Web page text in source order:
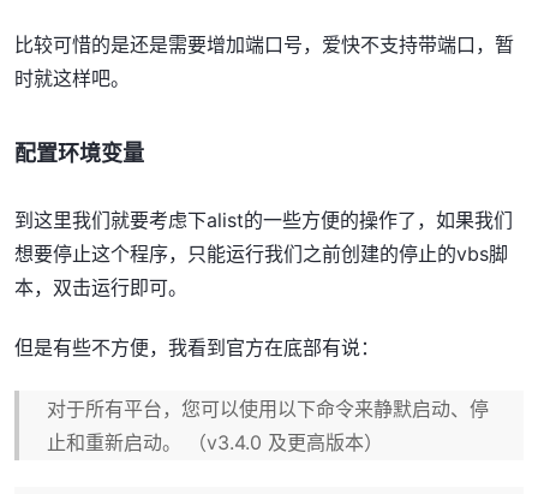
比较可惜的是还是需要增加端口号，爱快不支持带端口，暂
时就这样吧。
配置环境变量
到这里我们就要考虑下alist的一些方便的操作了，如果我们
想要停止这个程序，只能运行我们之前创建的停止的vbs脚
本，双击运行即可。
但是有些不方便，我看到官方在底部有说：
对于所有平台，您可以使用以下命令来静默启动、停
止和重新启动。 （v3.4.0 及更高版本）